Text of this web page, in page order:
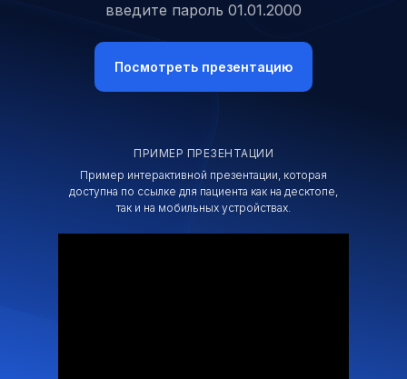
ПРИМЕР ПРЕЗЕНТАЦИИ
введите пароль 01.01.2000
Посмотреть презентацию
Пример интерактивной презентации, которая
доступна по ссылке для пациента как на десктопе,
так и на мобильных устройствах.